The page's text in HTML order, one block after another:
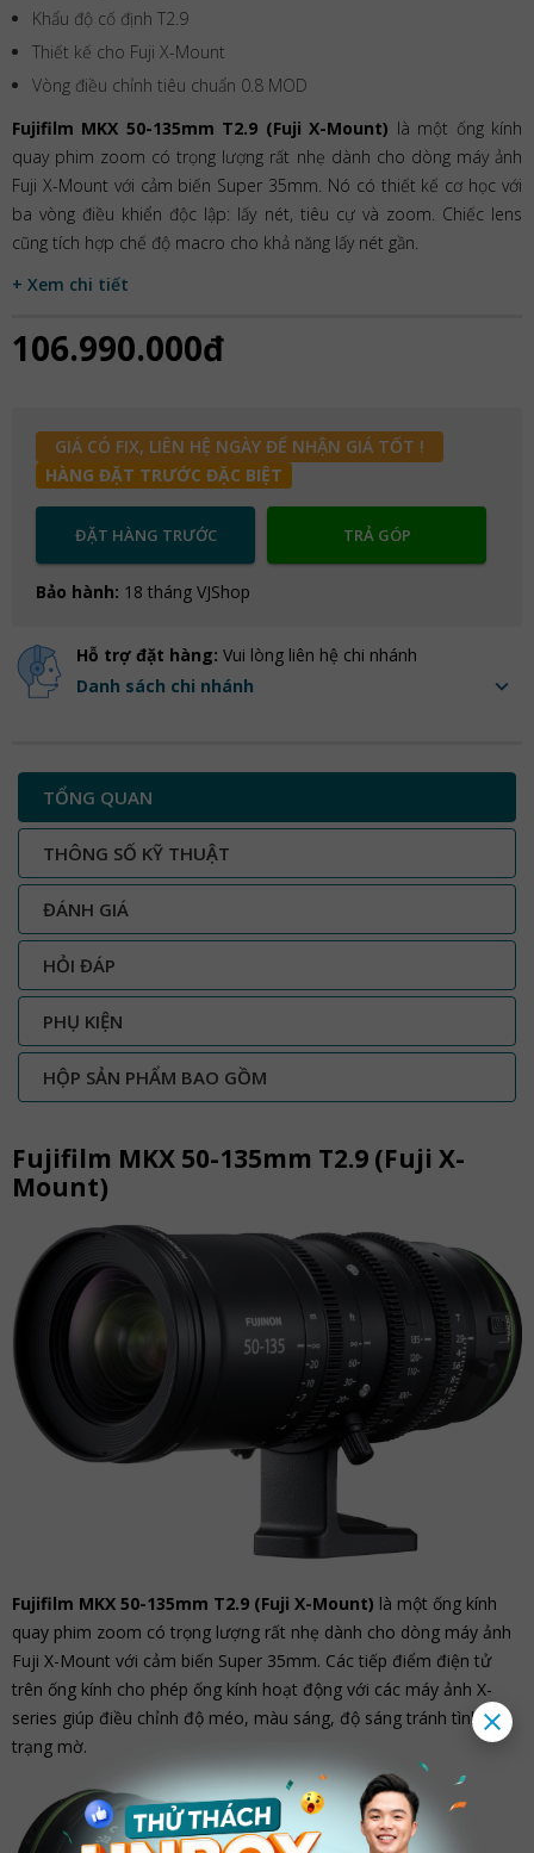
Khẩu độ cố định T2.9
Thiết kế cho Fuji X-Mount
Vòng điều chỉnh tiêu chuẩn 0.8 MOD
Fujifilm MKX 50-135mm T2.9 (Fuji X-Mount) là một ống kính
quay phim zoom có trọng lượng rất nhẹ dành cho dòng máy ảnh
Fuji X-Mount với cảm biến Super 35mm. Nó có thiết kế cơ học với
ba vòng điều khiển độc lập: lấy nét, tiêu cự và zoom. Chiếc lens
cũng tích hợp chế độ macro cho khả năng lấy nét gần.
+ Xem chi tiết
106.990.000đ
GIÁ CÓ FIX, LIÊN HỆ NGÀY ĐỂ NHẬN GIÁ TỐT !
HÀNG ĐẶT TRƯỚC ĐẶC BIỆT
ĐẶT HÀNG TRƯỚC TRẢ GÓP
Bảo hành: 18 tháng VJShop
Hỗ trợ đặt hàng: Vui lòng liên hệ chi nhánh
Danh sách chi nhánh
TỔNG QUAN
THÔNG SỐ KỸ THUẬT
ĐÁNH GIÁ
HỎI ĐÁP
PHỤ KIỆN
HỘP SẢN PHẨM BAO GỒM
Fujifilm MKX 50-135mm T2.9 (Fuji X-
Mount)
Fujifilm MKX 50-135mm T2.9 (Fuji X-Mount) là một ống kính
quay phim zoom có trọng lượng rất nhẹ dành cho dòng máy ảnh
Fuji X-Mount với cảm biến Super 35mm. Các tiếp điểm điện tử
trên ống kính cho phép ống kính hoạt động với các máy ảnh X-
series giúp điều chỉnh độ méo, màu sáng, độ sáng tránh tình
trạng mờ.